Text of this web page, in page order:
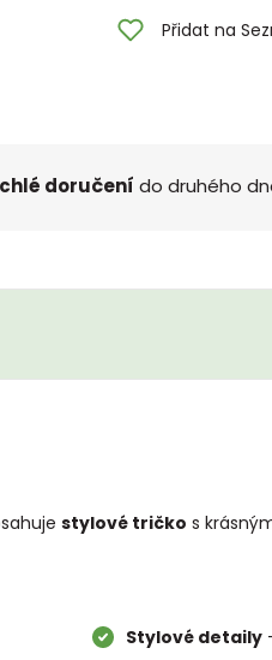
Přidat na
doručení do druhého
stylové tričko s
Stylové detaily